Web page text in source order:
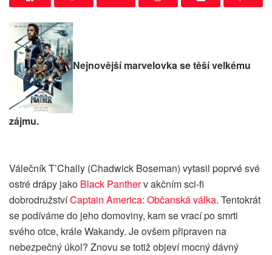
Nejnovější marvelovka se těší velkému
zájmu.
Válečník T’Chally (Chadwick Boseman) vytasil poprvé své
ostré drápy jako Black Pantherv akčním sci-fi
dobrodružstvíCaptain America: Občanská válka. Tentokrát
se podíváme do jeho domoviny, kam se vrací po smrti
svého otce, krále Wakandy. Je ovšem připraven na
nebezpečný úkol? Znovu se totiž objeví mocný dávný